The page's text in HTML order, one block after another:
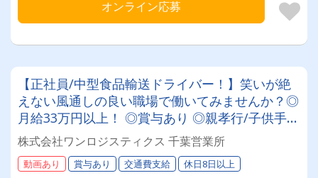
オンライン応募
【正社員/中型食品輸送ドライバー！】笑いが絶
えない風通しの良い職場で働いてみませんか？◎
月給33万円以上！ ◎賞与あり ◎親孝行/子供手当
あり(支給条件あり) ◎資格取得支援 ★長距離一
切ナシの地場配送！ ★積み降ろしはカゴ・パレ
ット中心でラクラク！
株式会社ワンロジスティクス 千葉営業所
動画あり 賞与あり 交通費支給 休日8日以上